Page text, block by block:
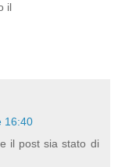
il
16:40
il post sia stato di